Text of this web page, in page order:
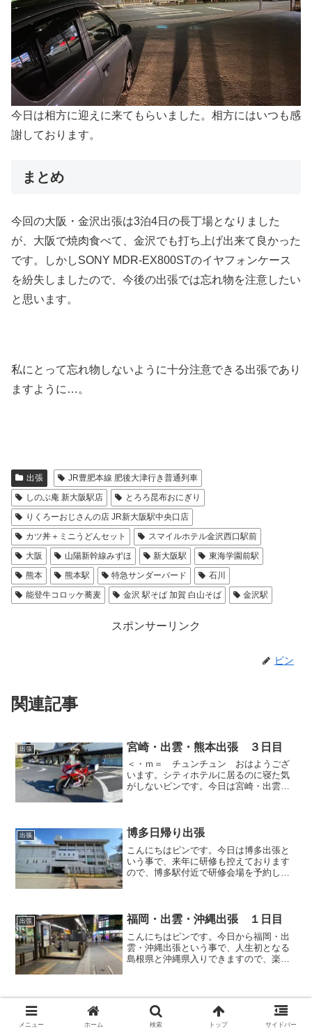
今日は相方に迎えに来てもらいました。相方にはいつも感
謝しております。
まとめ
今回の大阪・金沢出張は3泊4日の長丁場となりました
が、大阪で焼肉食べて、金沢でも打ち上げ出来て良かった
です。しかしSONY MDR-EX800STのイヤフォンケース
を紛失しましたので、今後の出張では忘れ物を注意したい
と思います。
私にとって忘れ物しないように十分注意できる出張であり
ますように…。
出張
JR豊肥本線 肥後大津行き普通列車
しのぶ庵 新大阪駅店
とろろ昆布おにぎり
りくろーおじさんの店 JR新大阪駅中央口店
カツ丼＋ミニうどんセット
スマイルホテル金沢西口駅前
大阪
山陽新幹線みずほ 新大阪駅
東海学園前駅
熊本
熊本駅 特急サンダーバード
石川
能登牛コロッケ蕎麦
金沢 駅そば 加賀 白山そば 金沢駅
スポンサーリンク
ピン
関連記事
出張 宮崎・出雲・熊本出張 ３日目
＜・ｍ＝ チュンチュン おはようござ
います。シティホテルに居るのに寝た気
がしないピンです。今日は宮崎・出雲・
て行きたいと思います。
出張 博多日帰り出張
こんにちはピンです。今日は博多出張と
いう事で、来年に研修も控えております
ので、博多駅付近で研修会場を予約して
出張 福岡・出雲・沖縄出張 １日目
こんにちはピンです。今日から福岡・出
雲・沖縄出張という事で、人生初となる
島根県と沖縄県入りできますので、楽し
出張 大阪出張 １日目
こんにちはピンです。今日から大阪出張
メニュー ホーム 検索 トップ サイドバー